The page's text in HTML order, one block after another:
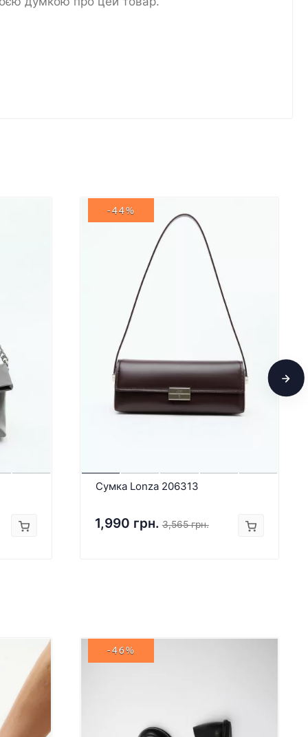
-44%
Сумка Lonza 206313
1,990 грн. 3,565 грн.
-46%